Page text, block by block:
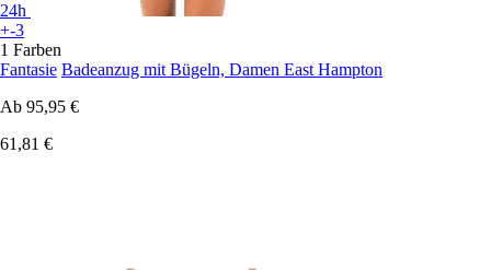
24h
+-3
1 Farben
Fantasie Badeanzug mit Bügeln, Damen East Hampton
Ab 95,95 €
61,81 €